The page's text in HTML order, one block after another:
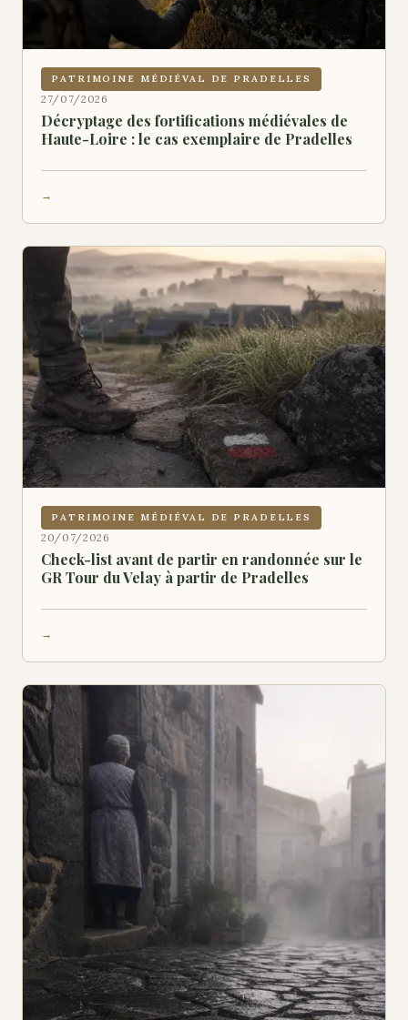
PATRIMOINE MÉDIÉVAL DE PRADELLES
27/07/2026
Décryptage des fortifications médiévales de
Haute-Loire : le cas exemplaire de Pradelles
PATRIMOINE MÉDIÉVAL DE PRADELLES
20/07/2026
Check-list avant de partir en randonnée sur le
GR Tour du Velay à partir de Pradelles